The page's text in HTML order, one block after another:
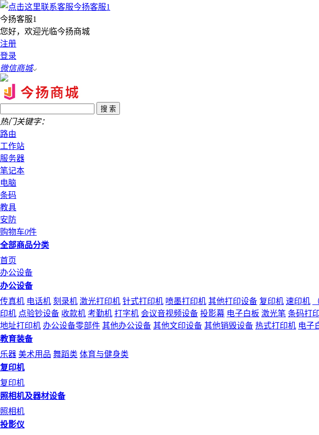
今扬客服1
您好，欢迎光临今扬商城
注册
登录
微信商城
热门关键字：
路由
工作站
服务器
笔记本
电脑
条码
教具
安防
购物车0件
全部商品分类
首页
办公设备
办公设备
传真机 电话机 刻录机 激光打印机 针式打印机 喷墨打印机 其他打印设备 复印机 速印机
印机 点验钞设备 收款机 考勤机 打字机 会议音视频设备 投影幕 电子白板 激光笔 条码打
地址打印机 办公设备零部件 其他办公设备 其他文印设备 其他销毁设备 热式打印机 电子
教育装备
乐器 美术用品 舞蹈类 体育与健身类
复印机
复印机
照相机及器材设备
照相机
投影仪